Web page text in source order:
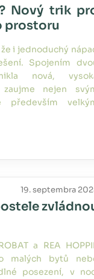
Nový trik
prostoru
i jednoduchý
Spojením
nová,
nejen
především
19. septembra
a REA
malých bytů
posezení, v